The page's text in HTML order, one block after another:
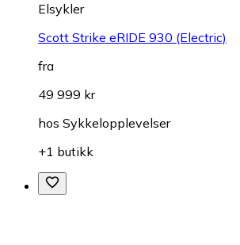
Elsykler
Scott Strike eRIDE 930 (Electric)
fra
49 999 kr
hos Sykkelopplevelser
+1 butikk